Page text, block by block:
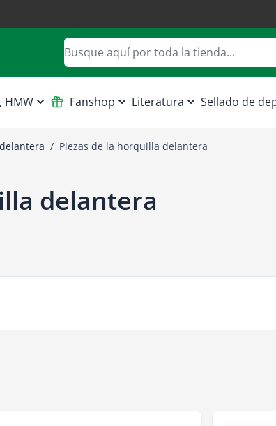
Buscar
HMW Fanshop Literatura Sellado de
/ Piezas de la horquilla delantera
delantera